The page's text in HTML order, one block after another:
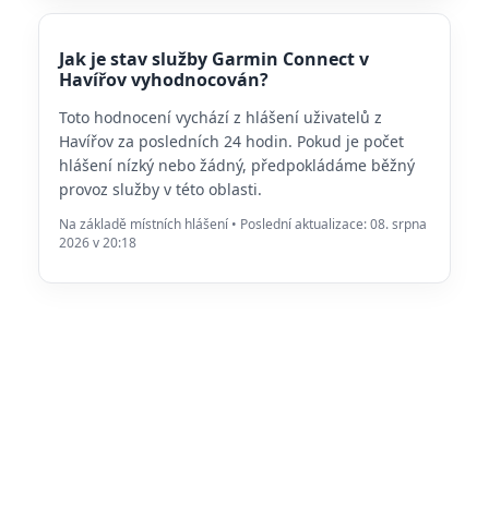
Jak je stav služby Garmin Connect v
Havířov vyhodnocován?
Toto hodnocení vychází z hlášení uživatelů z
Havířov za posledních 24 hodin. Pokud je počet
hlášení nízký nebo žádný, předpokládáme běžný
provoz služby v této oblasti.
Na základě místních hlášení • Poslední aktualizace: 08. srpna
2026 v 20:18